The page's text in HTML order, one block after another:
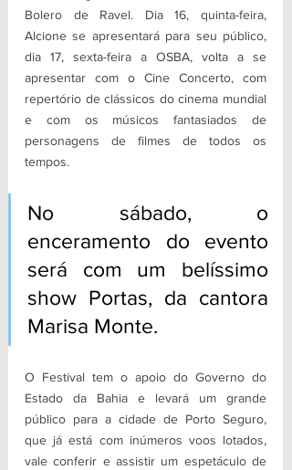
Bolero de Ravel. Dia 16, quinta-feira,
Alcione se apresentará para seu público,
dia 17, sexta-feira a OSBA, volta a se
apresentar com o Cine Concerto, com
repertório de clássicos do cinema mundial
e com os músicos fantasiados de
personagens de filmes de todos os
tempos.
No sábado, o
enceramento do evento
será com um belíssimo
show Portas, da cantora
Marisa Monte.
O Festival tem o apoio do Governo do
Estado da Bahia e levará um grande
público para a cidade de Porto Seguro,
que já está com inúmeros voos lotados,
vale conferir e assistir um espetáculo de